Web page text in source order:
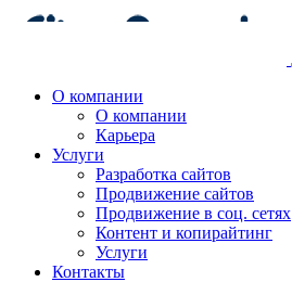
О компании
О компании
Карьера
Услуги
Разработка сайтов
Продвижение сайтов
Продвижение в соц. сетях
Контент и копирайтинг
Услуги
Контакты